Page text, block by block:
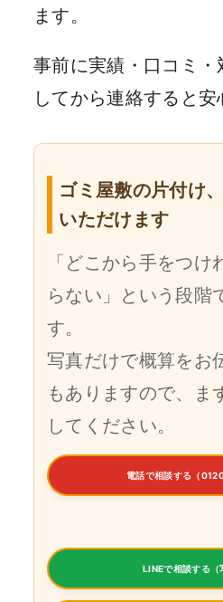
ます。
事前に実績・口コミ
してから連絡すると安
ゴミ屋敷の片付け
いただけます
「どこから手をつ
らない」という段階
す。
写真だけで概算をお
もありますので、ま
してください。
電話で相談する（
LINEで相談する（